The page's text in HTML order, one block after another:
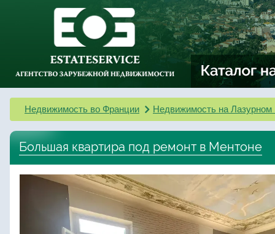
Недвижимость во Франции Недвижимость на Лазурном
Большая квартира под ремонт в Ментоне